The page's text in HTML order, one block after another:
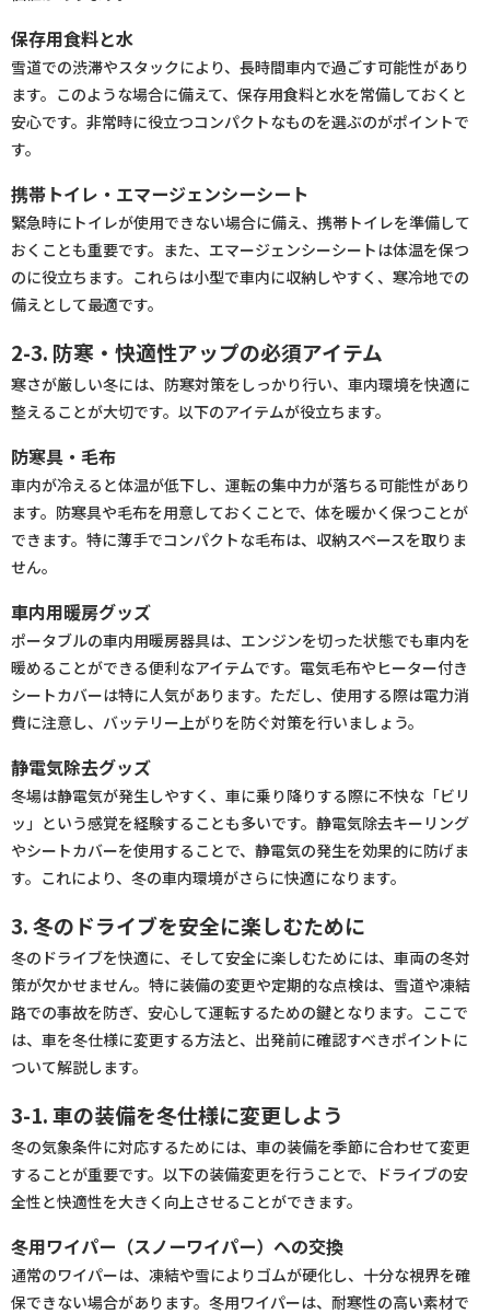
保存用食料と水
雪道での渋滞やスタックにより、長時間車内で過ごす可能性があり
ます。このような場合に備えて、保存用食料と水を常備しておくと
安心です。非常時に役立つコンパクトなものを選ぶのがポイントで
す。
携帯トイレ・エマージェンシーシート
緊急時にトイレが使用できない場合に備え、携帯トイレを準備して
おくことも重要です。また、エマージェンシーシートは体温を保つ
のに役立ちます。これらは小型で車内に収納しやすく、寒冷地での
備えとして最適です。
2-3. 防寒・快適性アップの必須アイテム
寒さが厳しい冬には、防寒対策をしっかり行い、車内環境を快適に
整えることが大切です。以下のアイテムが役立ちます。
防寒具・毛布
車内が冷えると体温が低下し、運転の集中力が落ちる可能性があり
ます。防寒具や毛布を用意しておくことで、体を暖かく保つことが
できます。特に薄手でコンパクトな毛布は、収納スペースを取りま
せん。
車内用暖房グッズ
ポータブルの車内用暖房器具は、エンジンを切った状態でも車内を
暖めることができる便利なアイテムです。電気毛布やヒーター付き
シートカバーは特に人気があります。ただし、使用する際は電力消
費に注意し、バッテリー上がりを防ぐ対策を行いましょう。
静電気除去グッズ
冬場は静電気が発生しやすく、車に乗り降りする際に不快な「ビリ
ッ」という感覚を経験することも多いです。静電気除去キーリング
やシートカバーを使用することで、静電気の発生を効果的に防げま
す。これにより、冬の車内環境がさらに快適になります。
3. 冬のドライブを安全に楽しむために
冬のドライブを快適に、そして安全に楽しむためには、車両の冬対
策が欠かせません。特に装備の変更や定期的な点検は、雪道や凍結
路での事故を防ぎ、安心して運転するための鍵となります。ここで
は、車を冬仕様に変更する方法と、出発前に確認すべきポイントに
ついて解説します。
3-1. 車の装備を冬仕様に変更しよう
冬の気象条件に対応するためには、車の装備を季節に合わせて変更
することが重要です。以下の装備変更を行うことで、ドライブの安
全性と快適性を大きく向上させることができます。
冬用ワイパー（スノーワイパー）への交換
通常のワイパーは、凍結や雪によりゴムが硬化し、十分な視界を確
保できない場合があります。冬用ワイパーは、耐寒性の高い素材で